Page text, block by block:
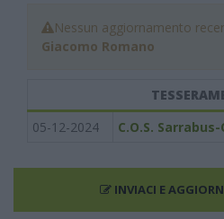
Nessun aggiornamento
Giacomo Romano
05-12-2024
C.O.S.
INVIACI E